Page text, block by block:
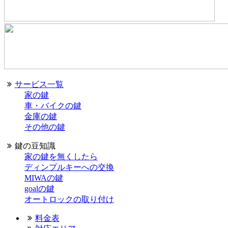
サービス一覧
家の鍵
車・バイクの鍵
金庫の鍵
その他の鍵
鍵の豆知識
家の鍵を無くしたら
ディンプルキーへの交換
MIWAの鍵
goalの鍵
オートロックの取り付け
料金表